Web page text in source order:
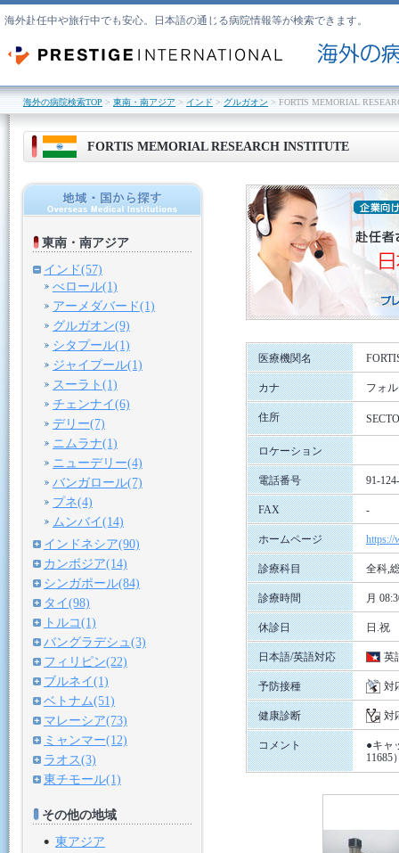
海外赴任中や旅行中でも安心。日本語の通じる病院情報等が検索できます。
海外の病院検索TOP>東南・南アジア>インド>グルガオン> FORTIS MEMORIAL
FORTIS MEMORIAL RESEARCH INSTITUTE
医療機関名
カナ フォ
住所
ロケーション
電話番号 91-
FAX -
ホームページ https://
診療科目 全科,
診療時間 月
休診日 日.祝
日本語/英語対応 英
予防接種 対
健康診断 対
コメント
●キャ
11685
東南・南アジア
インド(57)
べロール(1)
アーメダバード(1)
グルガオン(9)
シタプール(1)
ジャイプール(1)
スーラト(1)
チェンナイ(6)
デリー(7)
ニムラナ(1)
ニューデリー(4)
バンガロール(7)
プネ(4)
ムンバイ(14)
インドネシア(90)
カンボジア(14)
シンガポール(84)
タイ(98)
トルコ(1)
バングラデシュ(3)
フィリピン(22)
ブルネイ(1)
ベトナム(51)
マレーシア(73)
ミャンマー(12)
ラオス(3)
東チモール(1)
その他の地域
東アジア